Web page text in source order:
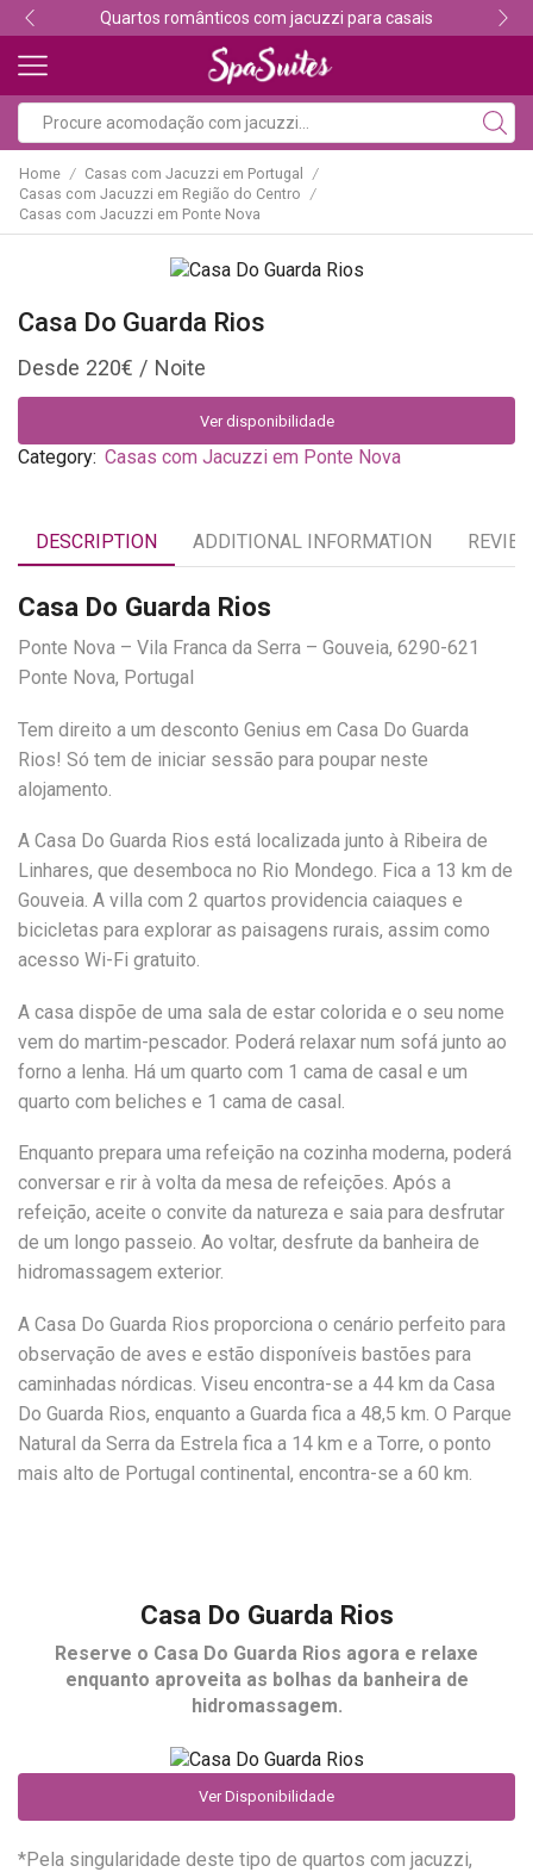
Quartos românticos com jacuzzi para casais
Home / Casas com Jacuzzi em Portugal /
Casas com Jacuzzi em Região do Centro /
Casas com Jacuzzi em Ponte Nova
Casa Do Guarda Rios
220€
Ver disponibilidade
Category: Casas com Jacuzzi em Ponte Nova
DESCRIPTION ADDITIONAL INFORMATION
Casa Do Guarda Rios
Ponte Nova – Vila Franca da Serra – Gouveia, 6290-621
Ponte Nova, Portugal
Tem direito a um desconto Genius em Casa Do Guarda
Rios! Só tem de iniciar sessão para poupar neste
alojamento.
A Casa Do Guarda Rios está localizada junto à Ribeira de
Linhares, que desemboca no Rio Mondego. Fica a 13 km de
Gouveia. A villa com 2 quartos providencia caiaques e
bicicletas para explorar as paisagens rurais, assim como
acesso Wi-Fi gratuito.
A casa dispõe de uma sala de estar colorida e o seu nome
vem do martim-pescador. Poderá relaxar num sofá junto ao
forno a lenha. Há um quarto com 1 cama de casal e um
quarto com beliches e 1 cama de casal.
Enquanto prepara uma refeição na cozinha moderna, poderá
conversar e rir à volta da mesa de refeições. Após a
refeição, aceite o convite da natureza e saia para desfrutar
de um longo passeio. Ao voltar, desfrute da banheira de
hidromassagem exterior.
A Casa Do Guarda Rios proporciona o cenário perfeito para
observação de aves e estão disponíveis bastões para
caminhadas nórdicas. Viseu encontra-se a 44 km da Casa
Do Guarda Rios, enquanto a Guarda fica a 48,5 km. O Parque
Natural da Serra da Estrela fica a 14 km e a Torre, o ponto
mais alto de Portugal continental, encontra-se a 60 km.
Casa Do Guarda Rios
Reserve o Casa Do Guarda Rios agora e relaxe
enquanto aproveita as bolhas da banheira de
hidromassagem.
Ver Disponibilidade
*Pela singularidade deste tipo de quartos com jacuzzi,